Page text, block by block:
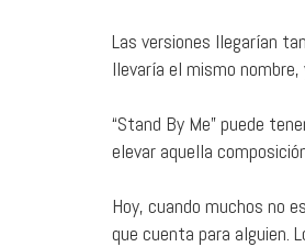
Las versiones llegarían
llevaría el mismo
“Stand By Me” puede
elevar aquella
Hoy, cuando muchos no
que cuenta para alguien.